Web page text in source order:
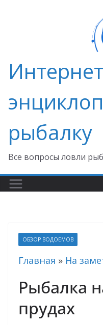
Интернет
рыбалку
Все вопросы ловли
ОБЗОР ВОДОЕМОВ
Главная » На
Рыбалка
прудах